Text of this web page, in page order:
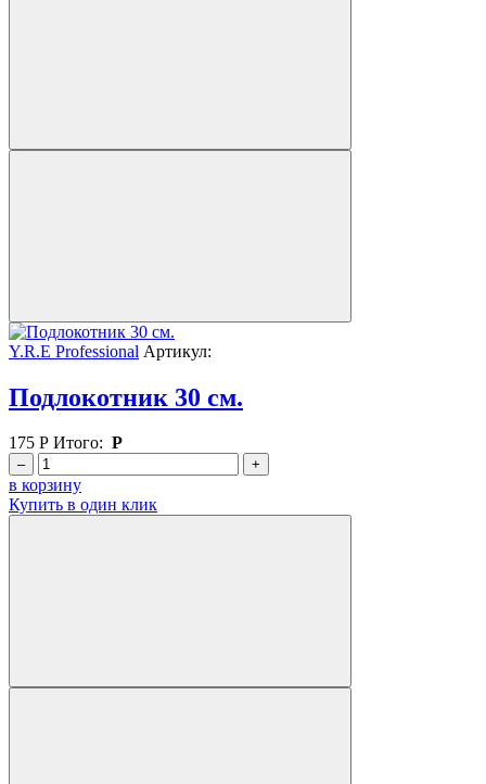
Y.R.E Professional Артикул:
Подлокотник 30 см.
175 Р Итого: Р
– +
в корзину
Купить в один клик